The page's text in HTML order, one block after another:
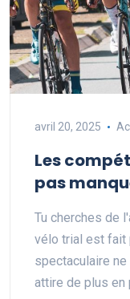
avril 20, 2025
Les
pas
Tu cherches de
vélo trial est fait
spectaculaire
attire de plus en